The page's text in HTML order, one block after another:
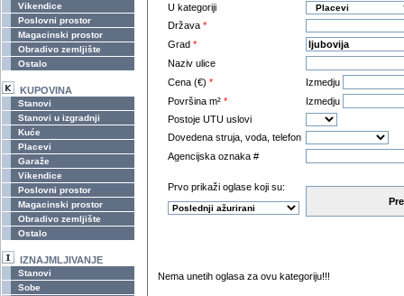
Vikendice
Poslovni prostor
Magacinski prostor
Obradivo zemljište
Ostalo
KUPOVINA
Stanovi
Stanovi u izgradnji
Kuće
Placevi
Garaže
Vikendice
Poslovni prostor
Magacinski prostor
Obradivo zemljište
Ostalo
IZNAJMLJIVANJE
Stanovi
Sobe
U kategoriji
Država *
Grad *
Naziv ulice
Cena (€) *
Izmedju
Površina m² *
Izmedju
Postoje UTU uslovi
Dovedena struja, voda, telefon
Agencijska oznaka #
Prvo prikaži oglase koji su:
Nema unetih oglasa za ovu kategoriju!!!